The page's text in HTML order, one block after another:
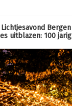
Lichtjesavond Bergen
uitblazen: 100 jarig